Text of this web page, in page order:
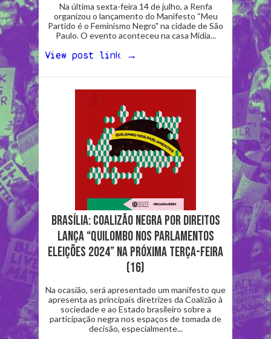
Na última sexta-feira 14 de julho, a Renfa
organizou o lançamento do Manifesto “Meu
Partido é o Feminismo Negro" na cidade de São
Paulo. O evento aconteceu na casa Mídia...
View post link →
Brasília: Coalizão Negra por Direitos
lança “Quilombo nos Parlamentos
Eleições 2024” na próxima terça-feira
(16)
Na ocasião, será apresentado um manifesto que
apresenta as principais diretrizes da Coalizão à
sociedade e ao Estado brasileiro sobre a
participação negra nos espaços de tomada de
decisão, especialmente...